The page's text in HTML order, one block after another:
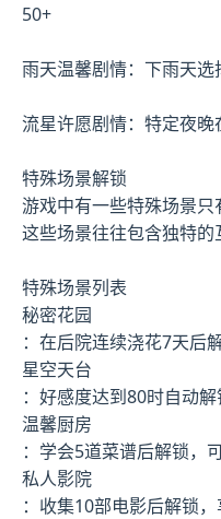
50+
雨天温馨剧情：下雨天
流星许愿剧情：特定夜
特殊场景解锁
游戏中有一些特殊场景只
这些场景往往包含独特的
特殊场景列表
秘密花园
：在后院连续浇花7天后
星空天台
：好感度达到80时自动
温馨厨房
：学会5道菜谱后解锁，
私人影院
：收集10部电影后解锁